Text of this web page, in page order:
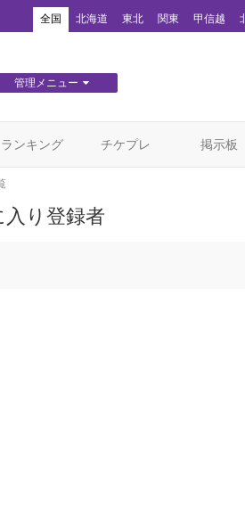
全国 北海道 東北 関東 甲信越
管理メニュー
ランキング チケプレ 掲示板
入り登録者